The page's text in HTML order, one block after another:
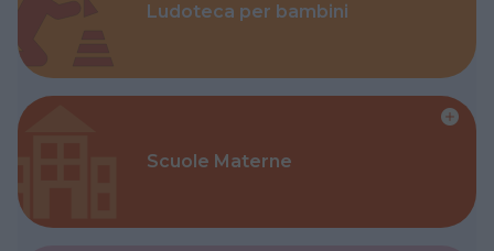
Ludoteca per bambini
Scuole Materne